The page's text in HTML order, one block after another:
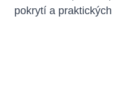
pokrytí a